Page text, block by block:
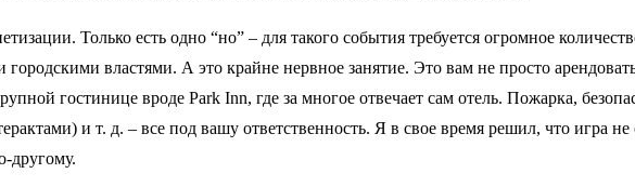
Только есть одно “но” – для такого события требуется огромное
властями. А это крайне нервное занятие. Это вам не просто
гостинице вроде Park Inn, где за многое отвечает сам отель. Пожарка,
и т. д. – все под вашу ответственность. Я в свое время решил, что игра не
другому.